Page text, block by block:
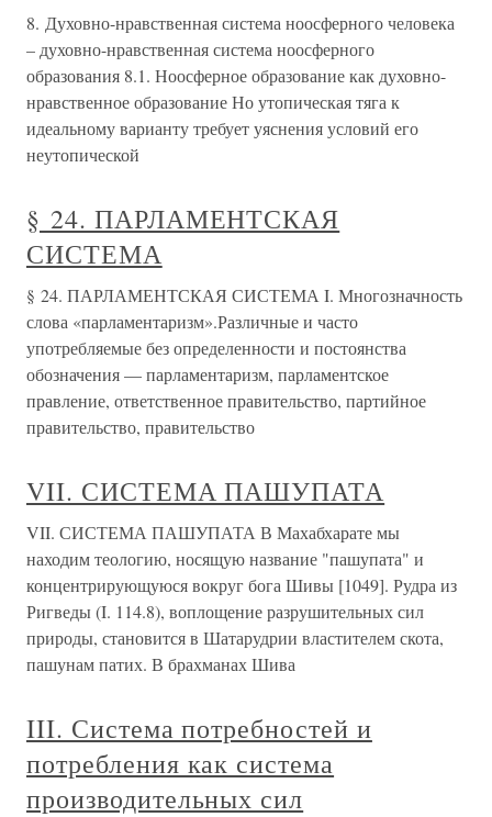
8. Духовно-нравственная система ноосферного человека
– духовно-нравственная система ноосферного
образования 8.1. Ноосферное образование как духовно-
нравственное образование Но утопическая тяга к
идеальному варианту требует уяснения условий его
неутопической
§ 24. ПАРЛАМЕНТСКАЯ
СИСТЕМА
§ 24. ПАРЛАМЕНТСКАЯ СИСТЕМА I. Многозначность
слова «парламентаризм».Различные и часто
употребляемые без определенности и постоянства
обозначения — парламентаризм, парламентское
правление, ответственное правительство, партийное
правительство, правительство
VII. СИСТЕМА ПАШУПАТА
VII. СИСТЕМА ПАШУПАТА В Махабхарате мы
находим теологию, носящую название "пашупата" и
концентрирующуюся вокруг бога Шивы [1049]. Рудра из
Ригведы (I. 114.8), воплощение разрушительных сил
природы, становится в Шатарудрии властителем скота,
пашунам патих. В брахманах Шива
III. Система потребностей и
потребления как система
производительных сил